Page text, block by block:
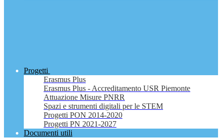
Progetti
Erasmus Plus
Erasmus Plus - Accreditamento USR Piemonte
Attuazione Misure PNRR
Spazi e strumenti digitali per le STEM
Progetti PON 2014-2020
Progetti PN 2021-2027
Documenti utili